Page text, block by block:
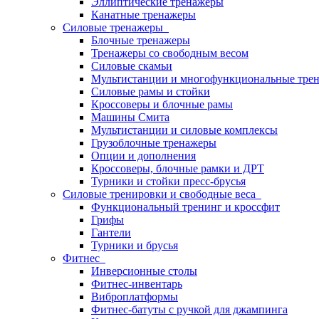
Канатные тренажеры
Силовые тренажеры
Блочные тренажеры
Тренажеры со свободным весом
Силовые скамьи
Мультистанции и многофункциональные
Силовые рамы и стойки
Кроссоверы и блочные рамы
Машины Смита
Мультистанции и силовые комплексы
Грузоблочные тренажеры
Опции и дополнения
Кроссоверы, блочные рамки и ДРТ
Турники и стойки пресс-брусья
Силовые тренировки и свободные веса
Функциональный тренинг и кроссфит
Грифы
Гантели
Турники и брусья
Фитнес
Инверсионные столы
Фитнес-инвентарь
Виброплатформы
Фитнес-батуты с ручкой для джампинга